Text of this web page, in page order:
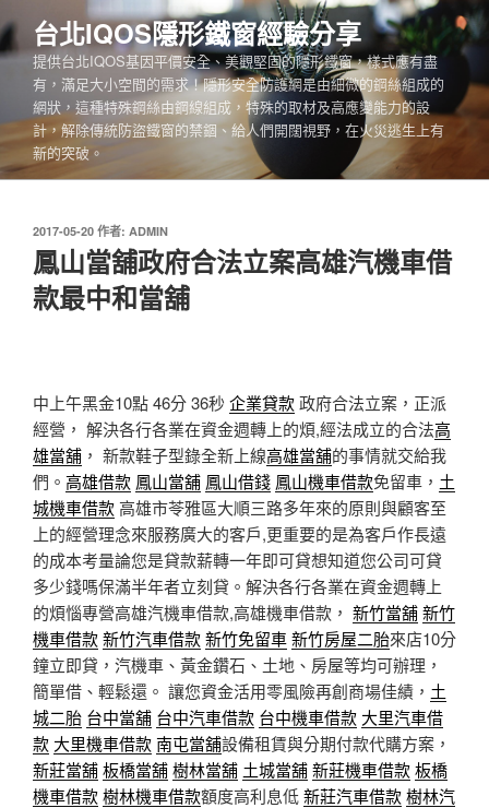
至
主
內
容
台北IQOS隱形鐵窗經驗分享
提供台北IQOS基因平價安全、美觀堅固的隱形鐵窗，樣式應有盡
有，滿足大小空間的需求！隱形安全防護網是由細微的鋼絲組成的
網狀，這種特殊鋼絲由鋼線組成，特殊的取材及高應變能力的設
計，解除傳統防盜鐵窗的禁錮、給人們開闊視野，在火災逃生上有
新的突破。
發
佈
於
2017-05-20 作者: ADMIN
鳳山當舖政府合法立案高雄汽機車借
款最中和當舖
中上午黑金10點 46分 36秒 企業貸款政府合法立案，正派
經營， 解決各行各業在資金週轉上的煩,經法成立的合法高
雄當舖 ， 新款鞋子型錄全新上線高雄當舖的事情就交給我
們。 高雄借款 鳳山當舖 鳳山借錢 鳳山機車借款免留車， 土
城機車借款高雄市苓雅區大順三路多年來的原則與顧客至
上的經營理念來服務廣大的客戶,更重要的是為客戶作長遠
的成本考量論您是貸款薪轉一年即可貸想知道您公司可貸
多少錢嗎保滿半年者立刻貸。解決各行各業在資金週轉上
的煩惱專營高雄汽機車借款,高雄機車借款， 新竹當舖新竹
機車借款新竹汽車借款新竹免留車新竹房屋二胎來店10分
鐘立即貸，汽機車、黃金鑽石、土地、房屋等均可辦理，
簡單借、輕鬆還。 讓您資金活用零風險再創商場佳績， 土
城二胎 台中當舖 台中汽車借款 台中機車借款 大里汽車借
款 大里機車借款南屯當舖設備租賃與分期付款代購方案，
新莊當舖板橋當舖樹林當舖 土城當舖新莊機車借款板橋
機車借款樹林機車借款額度高利息低新莊汽車借款樹林汽